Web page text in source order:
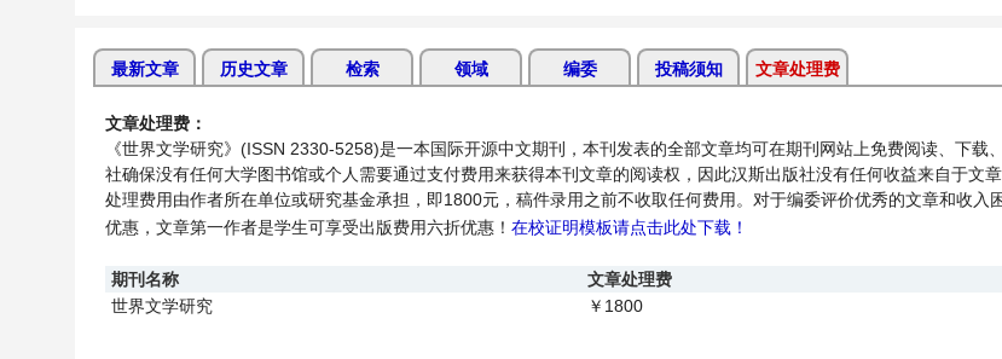
最新文章 历史文章 检索 领域 编委 投稿须知 文章处理费
文章处理费：
《世界文学研究》(ISSN 2330-5258)是一本国际开源中文期刊，本刊发表的全部文章均可在期刊网站上免费阅读、下载
社确保没有任何大学图书馆或个人需要通过支付费用来获得本刊文章的阅读权，因此汉斯出版社没有任何收益来自于文
处理费用由作者所在单位或研究基金承担，即1800元 ，稿件录用之前不收取任何费用。对于编委评价优秀的文章和收入
优惠，文章第一作者是学生可享受出版费用六折优惠！ 在校证明模板请点击此处下载！
期刊名称 文章处理费
世界文学研究
￥ 1800